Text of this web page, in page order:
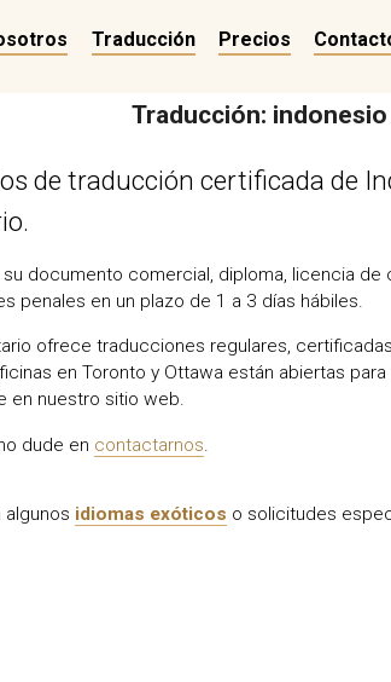
Traducción Precios
Traducción:
de traducción certificada de
documento comercial, diploma, licencia
penales en un plazo de 1 a 3 días hábiles.
ofrece traducciones regulares,
en Toronto y Ottawa están abiertas
en nuestro sitio web.
dude en contactarnos.
algunos idiomas exóticos o solicitudes